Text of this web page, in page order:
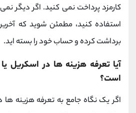
کارمزد پرداخت نمی کنید. اگر دیگر
استفاده کنید، مطمئن شوید که
برداشت کرده و حساب خود را بسته اید.
آیا تعرفه هزینه‌ ها در اسکریل یا
است؟
اگر یک نگاه جامع به تعرفه هزینه ها